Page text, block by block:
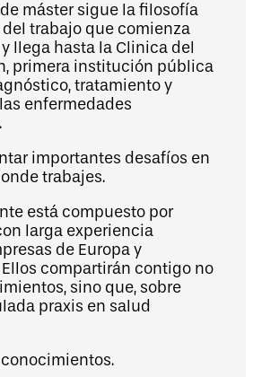
máster sigue la filosofía
trabajo que comienza
llega hasta la Clinica del
primera institución pública
tratamiento y
enfermedades
importantes desafíos en
trabajes.
está compuesto por
larga experiencia
de Europa y
compartirán contigo no
sino que, sobre
praxis en salud